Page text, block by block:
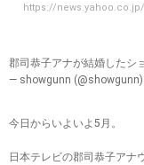
https://
郡司恭子アナが結婚したシ
— showgunn (@showgunn)
今日からいよいよ5月。
日本テレビの郡司恭子アナ